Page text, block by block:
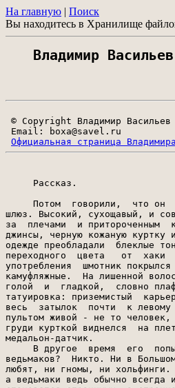
На главную | Поиск
Вы находитесь в Хранилище
Владимир
© Copyright Владимир Васильев
Email: boxa@savel.ru
Официальная страница